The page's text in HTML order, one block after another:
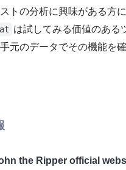
トの分析に興味がある方に
は試してみる価値のある
元のデータでその機能を
the Ripper official